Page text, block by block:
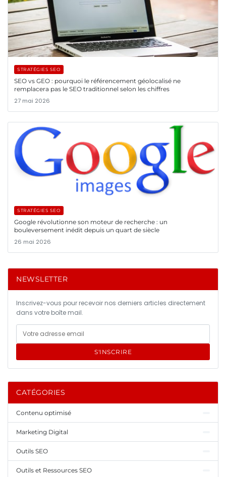
STRATÉGIES SEO
SEO vs GEO : pourquoi le référencement géolocalisé ne
remplacera pas le SEO traditionnel selon les chiffres
27 mai 2026
STRATÉGIES SEO
Google révolutionne son moteur de recherche : un
bouleversement inédit depuis un quart de siècle
26 mai 2026
NEWSLETTER
Inscrivez-vous pour recevoir nos derniers articles directement
dans votre boîte mail.
S'INSCRIRE
CATÉGORIES
Contenu optimisé
Marketing Digital
Outils SEO
Outils et Ressources SEO